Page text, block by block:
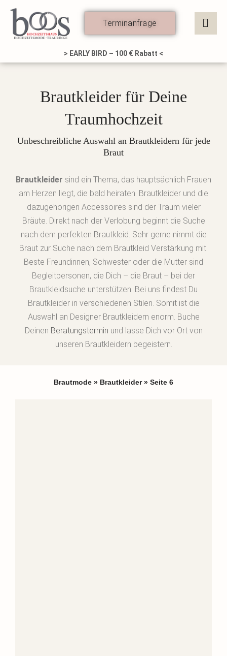
Zum
Inhalt
springen
Terminanfrage
> EARLY BIRD – 100 € Rabatt <
Brautkleider für Deine
Traumhochzeit
Unbeschreibliche Auswahl an Brautkleidern für jede
Braut
Brautkleider sind ein Thema, das hauptsächlich Frauen
am Herzen liegt, die bald heiraten. Brautkleider und die
dazugehörigen Accessoires sind der Traum vieler
Bräute. Direkt nach der Verlobung beginnt die Suche
nach dem perfekten Brautkleid. Sehr gerne nimmt die
Braut zur Suche nach dem Brautkleid Verstärkung mit.
Beste Freundinnen, Schwester oder die Mutter sind
Begleitpersonen, die Dich – die Braut – bei der
Brautkleidsuche unterstützen. Bei uns findest Du
Brautkleider in verschiedenen Stilen. Somit ist die
Auswahl an Designer Brautkleidern enorm. Buche
Deinen Beratungstermin und lasse Dich vor Ort von
unseren Brautkleidern begeistern.
Brautmode » Brautkleider» Seite 6